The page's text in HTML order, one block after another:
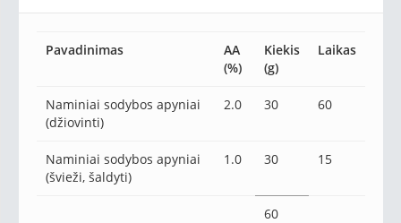
Pavadinimas
AA
(%)
Kiekis
(g)
Laikas
Naminiai sodybos apyniai
(džiovinti)
2.0 30 60
Naminiai sodybos apyniai
(švieži, šaldyti)
1.0 30 15
60